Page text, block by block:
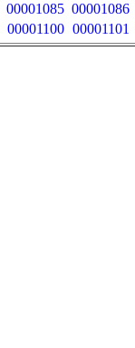
00001085 00001086
00001100 00001101